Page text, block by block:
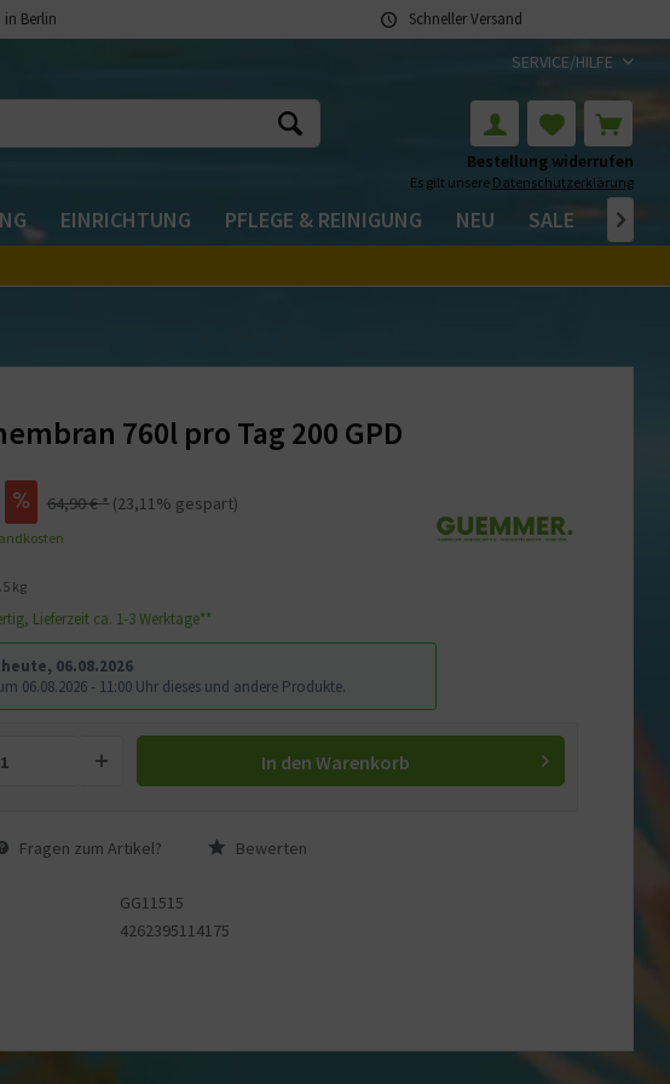
in Berlin Schneller Versand
SERVICE/HILFE
Bestellung widerrufen
Es gilt unsere Datenschutzerklärung
EINRICHTUNG PFLEGE & REINIGUNG NEU SALE 
760l pro Tag 200 GPD
64,90 € * (23,11% gespart)
kg
Lieferzeit ca. 1-3 Werktage**
heute, 06.08.2026
06.08.2026 - 11:00 Uhr dieses und andere Produkte.
In den Warenkorb
Fragen zum Artikel? Bewerten
GG11515
4262395114175